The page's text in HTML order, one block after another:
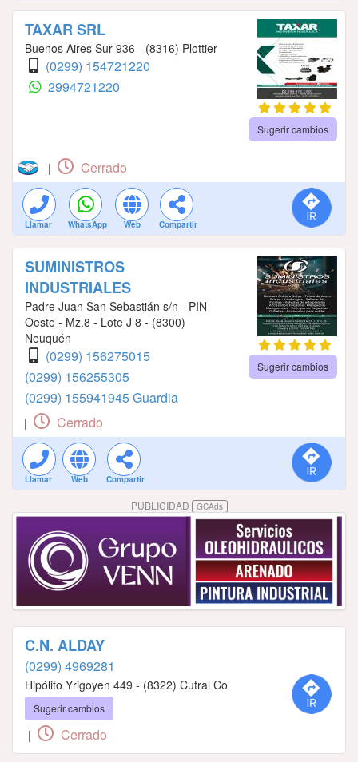
TAXAR SRL
Buenos Aires Sur 936 - (8316) Plottier
(0299) 154721220
2994721220
Sugerir cambios
| Cerrado
Llamar WhatsApp Web Compartir
SUMINISTROS
INDUSTRIALES
Padre Juan San Sebastián s/n - PIN
Oeste - Mz.8 - Lote J 8 - (8300)
Neuquén
(0299) 156275015
(0299) 156255305
(0299) 155941945 Guardia
Sugerir cambios
| Cerrado
Llamar Web Compartir
PUBLICIDAD GCAds
C.N. ALDAY
(0299) 4969281
Hipólito Yrigoyen 449 - (8322) Cutral Co
Sugerir cambios
| Cerrado